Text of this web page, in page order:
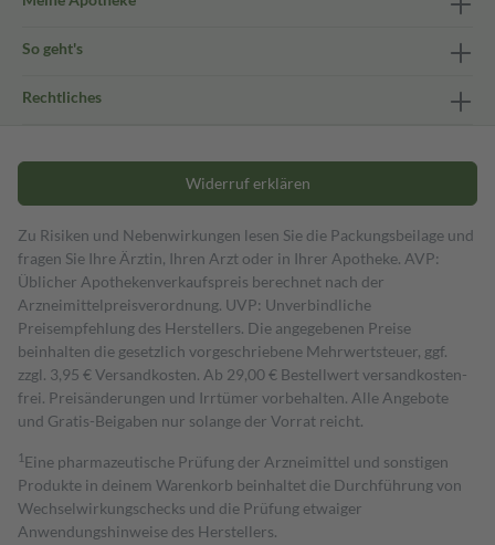
So geht's
Rechtliches
Widerruf erklären
Zu Risiken und Nebenwirkungen lesen Sie die Packungsbeilage und
fragen Sie Ihre Ärztin, Ihren Arzt oder in Ihrer Apotheke. AVP:
Üblicher Apothekenverkaufspreis berechnet nach der
Arzneimittelpreisverordnung. UVP: Unverbindliche
Preisempfehlung des Herstellers. Die angegebenen Preise
beinhalten die gesetzlich vorgeschriebene Mehrwertsteuer, ggf.
zzgl. 3,95 € Versandkosten. Ab 29,00 € Bestell­wert versand­kosten­
frei. Preisänderungen und Irrtümer vorbehalten. Alle Angebote
und Gratis-Beigaben nur solange der Vorrat reicht.
1 Eine pharmazeutische Prüfung der Arzneimittel und sonstigen
Produkte in deinem Warenkorb beinhaltet die Durchführung von
Wechselwirkungschecks und die Prüfung etwaiger
Anwendungshinweise des Herstellers.